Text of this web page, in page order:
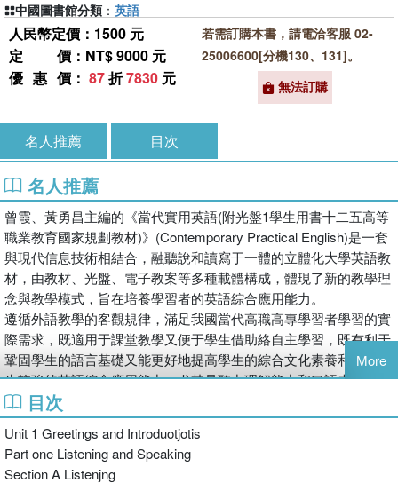
人民幣定價：1500 元
定價 ：NT$ 9000 元
優惠價 ： 87折7830 元
若需訂購本書，請電洽客服 02-
25006600[分機130、131]。
無法訂購
中國圖書館分類 ： 英語
名人推薦 目次
名人推薦
曾霞、黃勇昌主編的《當代實用英語(附光盤1學生用書十二五高等
職業教育國家規劃教材)》(Contemporary Practical English)是一套
與現代信息技術相結合，融聽說和讀寫于一體的立體化大學英語教
材，由教材、光盤、電子教案等多種載體構成，體現了新的教學理
念與教學模式，旨在培養學習者的英語綜合應用能力。
遵循外語教學的客觀規律，滿足我國當代高職高專學習者學習的實
際需求，既適用于課堂教學又便于學生借助絡自主學習，既有利于
鞏固學生的語言基礎又能更好地提高學生的綜合文化素養和培養學
生較強的英語綜合應用能力，尤其是聽力理解能力和口語表達能
力，使他們在今后的學習、工作和社會交往中能用英語有效地進行
口頭和書面的信息交流。以適應我國社會發展和國際交往的需要。
More
目次
Unit 1 Greetings and Introduotjotis
Part one Listening and Speaking
Section A Listenjng